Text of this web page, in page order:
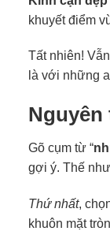
khuyết điểm
Tất nhiên!
là với những
Gõ cụm từ “
gợi ý. Thế
Thứ nhất,
khuôn mặt